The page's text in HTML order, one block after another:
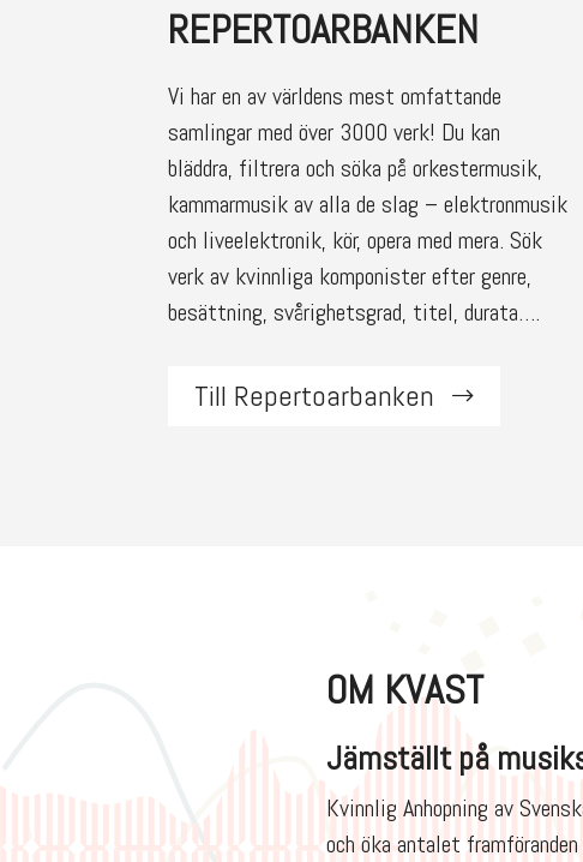
REPERTOARBANKEN
Vi har en av världens mest omfattande
samlingar med över 3000 verk! Du kan
bläddra, filtrera och söka på orkestermusik,
kammarmusik av alla de slag – elektronmusik
och liveelektronik, kör, opera med mera. Sök
verk av kvinnliga komponister efter genre,
besättning, svårighetsgrad, titel, durata….
Till Repertoarbanken
OM KVAST
Jämställt på
Kvinnlig Anhopning av
och öka antalet